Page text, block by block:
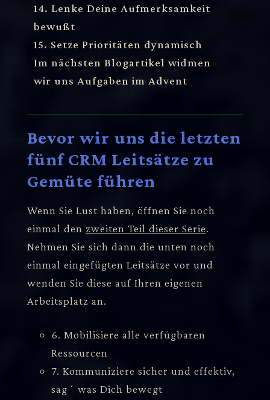
14. Lenke Deine Aufmerksamkeit
bewußt
15. Setze Prioritäten dynamisch
Im nächsten Blogartikel widmen
wir uns Aufgaben im Advent
Bevor wir uns die letzten
fünf CRM Leitsätze zu
Gemüte führen
Wenn Sie Lust haben, öffnen Sie noch
einmal den zweiten Teil dieser Serie.
Nehmen Sie sich dann die unten noch
einmal eingefügten Leitsätze vor und
wenden Sie diese auf Ihren eigenen
Arbeitsplatz an.
6. Mobilisiere alle verfügbaren
Ressourcen
7. Kommuniziere sicher und effektiv,
sag´ was Dich bewegt